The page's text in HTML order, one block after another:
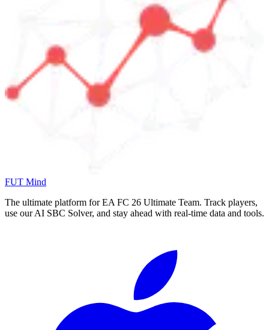
FUT Mind
The ultimate platform for EA FC 26 Ultimate Team. Track players,
use our AI SBC Solver, and stay ahead with real-time data and tools.